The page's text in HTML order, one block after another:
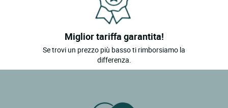
Miglior tariffa garantita!
Se trovi un prezzo più basso ti rimborsiamo la
differenza.